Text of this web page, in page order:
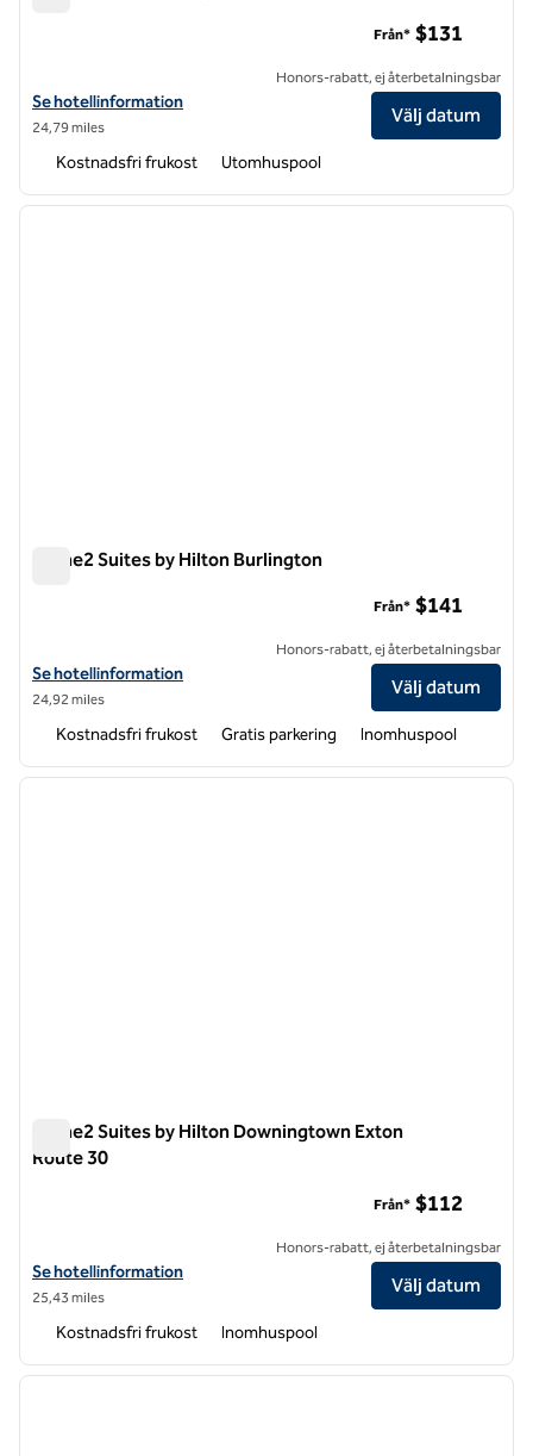
Visa hotelluppgifter för Homewood Suites by Hilton Lansdale
Se hotellinformation
24,79 miles
Från* $131
Honors-rabatt, ej återbetalningsbar
Välj datum
Kostnadsfri frukost Utomhuspool
1 av 12
nästa
Home2 Suites by Hilton Burlington
Visa hotelluppgifter för Home2 Suites by Hilton Burlington
Se hotellinformation
24,92 miles
Från* $141
Honors-rabatt, ej återbetalningsbar
Välj datum
Kostnadsfri frukost Gratis parkering Inomhuspool
1 av 11
nästa
Home2 Suites by Hilton Downingtown Exton
Route 30
Visa hotelluppgifter för Home2 Suites by Hilton Downingtown
Se hotellinformation
25,43 miles
Från* $112
Honors-rabatt, ej återbetalningsbar
Välj datum
Kostnadsfri frukost Inomhuspool
1 av 12
nästa